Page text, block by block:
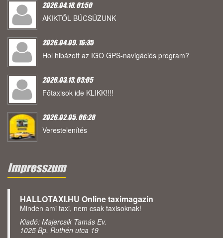
2026.04.18. 01:50
AKIKTŐL BÚCSÚZUNK
2026.04.09. 16:35
Hol hibázott az IGO GPS-navigációs program?
2026.03.13. 03:05
Főtaxisok ide KLIKK!!!!
2026.02.05. 06:28
Verestelenítés
Impresszum
HALLOTAXI.HU Online taximagazin
Minden ami taxi, nem csak taxisoknak!
Kiadó: Majercsik Tamás Ev.
1025 Bp. Ruthén utca 19